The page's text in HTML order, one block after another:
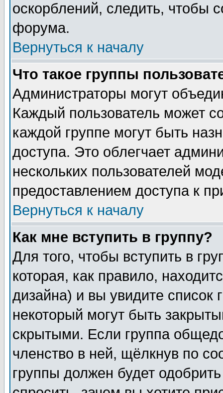
оскорблений, следить, чтобы
форума.
Вернуться к началу
Что такое группы
Администраторы могут
Каждый пользователь может
каждой группе могут быть
доступа. Это облегчает
нескольких пользователей
предоставлением доступа к
Вернуться к началу
Как мне вступить в группу?
Для того, чтобы вступить в
которая, как правило,
дизайна) и вы увидите список
некоторый могут быть
скрытыми. Если группа
членство в ней, щёлкнув по
группы должен будет